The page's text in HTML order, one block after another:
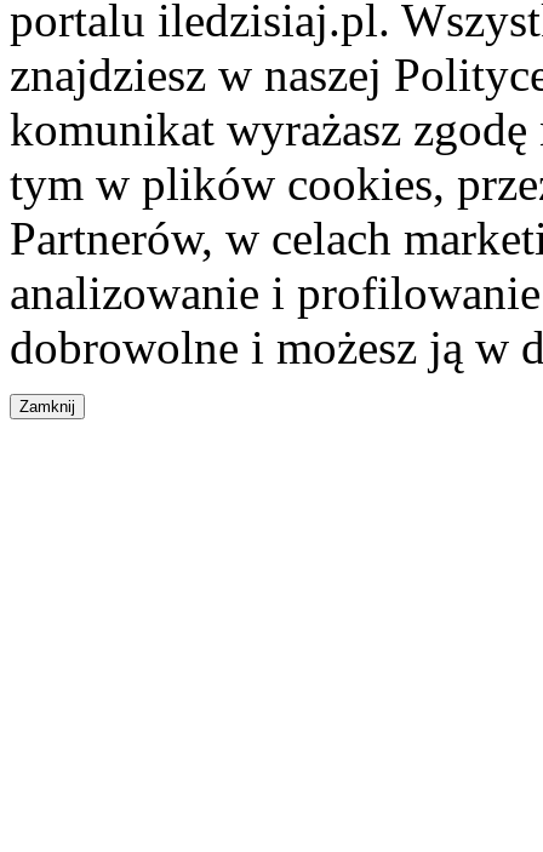
portalu iledzisiaj.pl.
znajdziesz w naszej
komunikat wyrażasz
tym w plików cookies,
Partnerów, w celach
analizowanie i
dobrowolne i możesz ją w